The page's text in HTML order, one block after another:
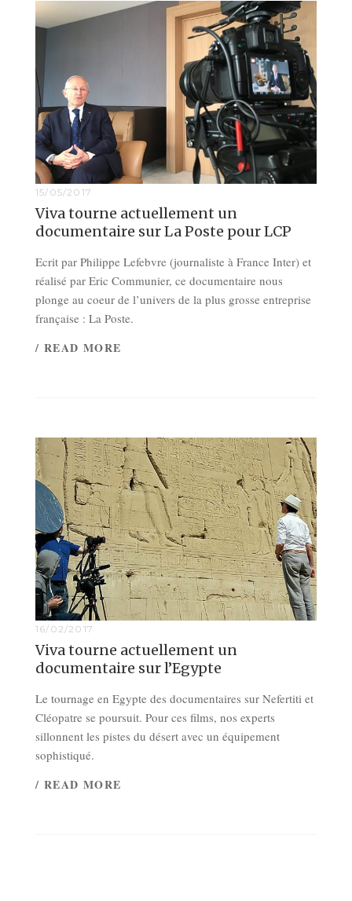
15/05/2017
Viva tourne actuellement un
documentaire sur La Poste pour LCP
Ecrit par Philippe Lefebvre (journaliste à France Inter) et
réalisé par Eric Communier, ce documentaire nous
plonge au coeur de l’univers de la plus grosse entreprise
française : La Poste.
/ READ MORE
16/02/2017
Viva tourne actuellement un
documentaire sur l’Egypte
Le tournage en Egypte des documentaires sur Nefertiti et
Cléopatre se poursuit. Pour ces films, nos experts
sillonnent les pistes du désert avec un équipement
sophistiqué.
/ READ MORE